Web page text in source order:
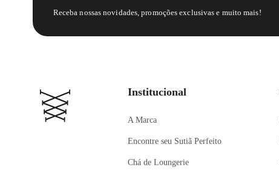
Receba nossas novidades, promoções exclusivas e muito mais!
Institucional
A Marca
Encontre seu Sutiã Perfeito
Chá de Loungerie